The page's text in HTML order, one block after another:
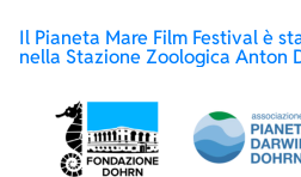
Il Pianeta Mare Film Festival è
nella Stazione Zoologica Anton